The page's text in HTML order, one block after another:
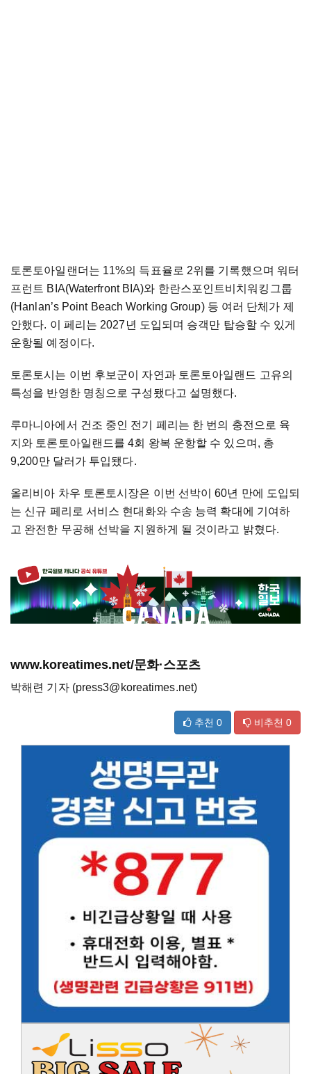
토론토아일랜더는 11%의 득표율로 2위를 기록했으며 워터
프런트 BIA(Waterfront BIA)와 한란스포인트비치워킹그룹
(Hanlan’s Point Beach Working Group) 등 여러 단체가 제
안했다. 이 페리는 2027년 도입되며 승객만 탑승할 수 있게
운항될 예정이다.
토론토시는 이번 후보군이 자연과 토론토아일랜드 고유의
특성을 반영한 명칭으로 구성됐다고 설명했다.
루마니아에서 건조 중인 전기 페리는 한 번의 충전으로 육
지와 토론토아일랜드를 4회 왕복 운항할 수 있으며, 총
9,200만 달러가 투입됐다.
올리비아 차우 토론토시장은 이번 선박이 60년 만에 도입되
는 신규 페리로 서비스 현대화와 수송 능력 확대에 기여하
고 완전한 무공해 선박을 지원하게 될 것이라고 밝혔다.
www.koreatimes.net/문화·스포츠
박해련 기자 (press3@koreatimes.net)
추천 0 비추천 0